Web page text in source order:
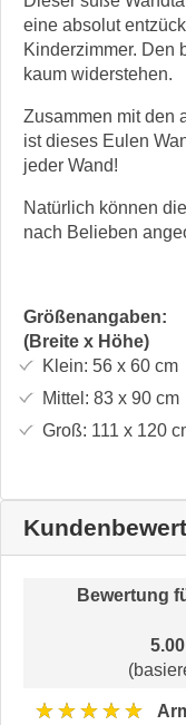
eine absolut
Kinderzimmer. Den
kaum widerstehen.
Zusammen mit den
ist dieses Eulen
jeder Wand!
Natürlich können
nach Belieben
Größenangaben:
(Breite x Höhe)
Klein: 56 x 60cm
Mittel: 83 x 90cm
Groß: 111 x 120
Bewertung
5.00
★★★★★